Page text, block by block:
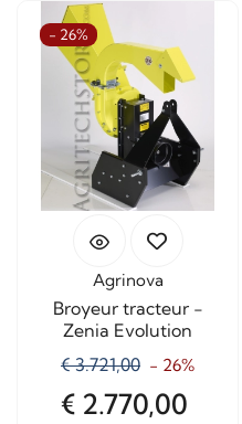
- 26%
Agrinova
Broyeur tracteur -
Zenia Evolution
€ 3.721,00 - 26%
€ 2.770,00